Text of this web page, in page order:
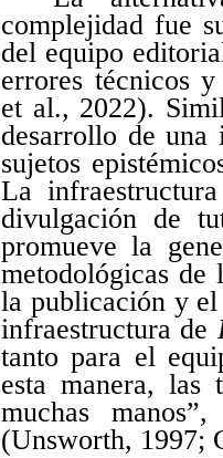
complejidad fue
del equipo
errores técnicos
et al., 2022).
desarrollo de una
sujetos
La
divulgación de
promueve la
metodológicas de
la publicación y
infraestructura de
tanto para el
esta manera, las
muchas
(Unsworth, 1997;